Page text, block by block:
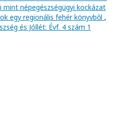
mint népegészségügyi kockázat
egy regionális fehér könyvből ,
és Jóllét: Évf. 4 szám 1